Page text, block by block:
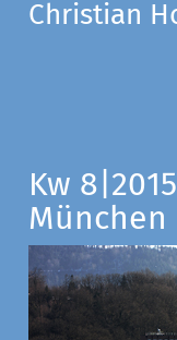
Christian
Kw
München